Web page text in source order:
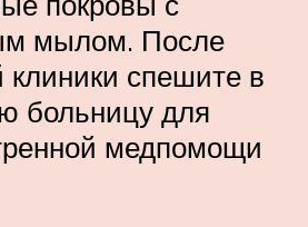
мылом. После
клиники спешите в
больницу для
медпомощи